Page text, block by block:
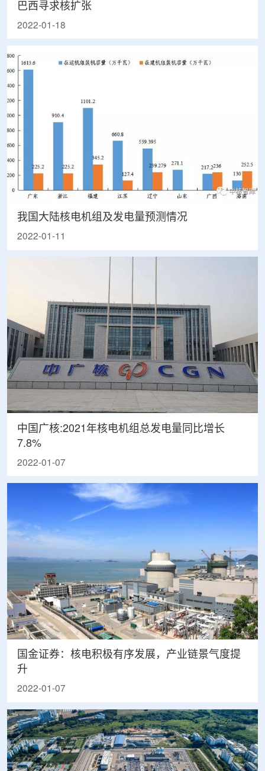
巴西寻求核扩张
2022-01-18
我国大陆核电机组及发电量预测情况
2022-01-11
中国广核:2021年核电机组总发电量同比增长
7.8%
2022-01-07
国金证券：核电积极有序发展，产业链景气度提
升
2022-01-07